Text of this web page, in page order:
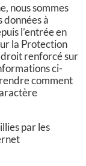
nous sommes
données à
l’entrée en
la Protection
droit renforcé sur
ci-
comment
par les